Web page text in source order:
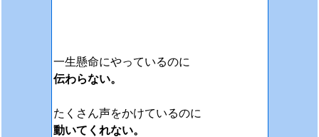
一生懸命にやっているのに
伝わらない。
たくさん声をかけているのに
動いてくれない。